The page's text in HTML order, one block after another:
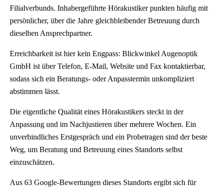
Filialverbunds. Inhabergeführte Hörakustiker punkten häufig mit
persönlicher, über die Jahre gleichbleibender Betreuung durch
dieselben Ansprechpartner.
Erreichbarkeit ist hier kein Engpass: Blickwinkel Augenoptik
GmbH ist über Telefon, E-Mail, Website und Fax kontaktierbar,
sodass sich ein Beratungs- oder Anpasstermin unkompliziert
abstimmen lässt.
Die eigentliche Qualität eines Hörakustikers steckt in der
Anpassung und im Nachjustieren über mehrere Wochen. Ein
unverbindliches Erstgespräch und ein Probetragen sind der beste
Weg, um Beratung und Betreuung eines Standorts selbst
einzuschätzen.
Aus 63 Google-Bewertungen dieses Standorts ergibt sich für